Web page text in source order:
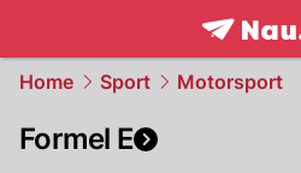
Home Sport Motorsport
Formel E